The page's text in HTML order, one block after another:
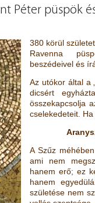
Péter püspök
380 körül
Ravenna
beszédeivel és
Az utókor által a
dicsért
összekapcsolja
cselekedeteit.
A Szűz
ami nem
hanem erő; ez
hanem
születése nem